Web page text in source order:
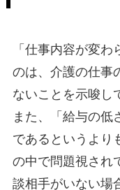
「仕事内容が変
のは、介護の仕事
ないことを示唆し
また、「給与の低
であるというより
の中で問題視され
談相手がいない場